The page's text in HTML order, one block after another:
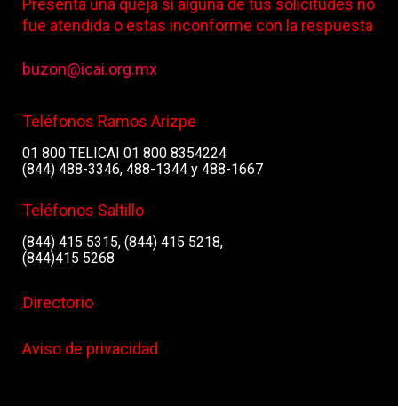
Presenta una queja si alguna de tus solicitudes no
fue atendida o estas inconforme con la respuesta
buzon@icai.org.mx
Teléfonos Ramos Arizpe
01 800 TELICAI 01 800 8354224
(844) 488-3346, 488-1344 y 488-1667
Teléfonos Saltillo
(844) 415 5315, (844) 415 5218,
(844)415 5268
Directorio
Aviso de privacidad